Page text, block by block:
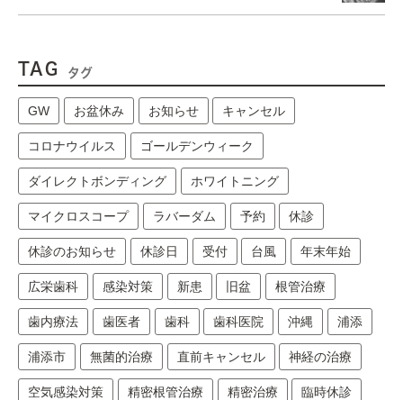
TAG タグ
GW お盆休み お知らせ キャンセル
コロナウイルス ゴールデンウィーク
ダイレクトボンディング ホワイトニング
マイクロスコープ ラバーダム 予約 休診
休診のお知らせ 休診日 受付 台風 年末年始
広栄歯科 感染対策 新患 旧盆 根管治療
歯内療法 歯医者 歯科 歯科医院 沖縄 浦添
浦添市 無菌的治療 直前キャンセル 神経の治療
空気感染対策 精密根管治療 精密治療 臨時休診